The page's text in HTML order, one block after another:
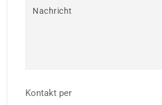
Nachricht
Kontakt per